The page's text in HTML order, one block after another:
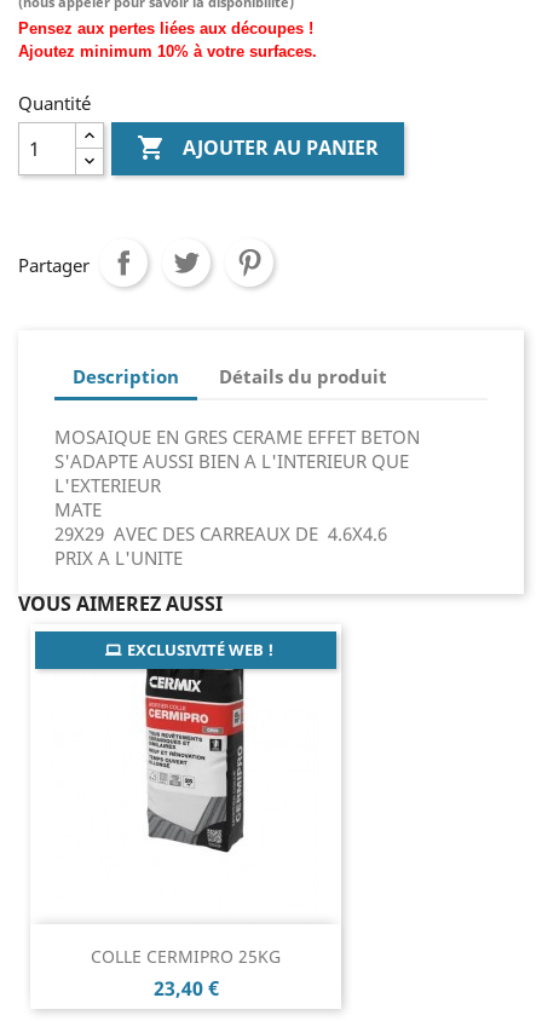
Pensez aux pertes liées aux découpes !
Ajoutez minimum 10% à votre surfaces.
Quantité
 AJOUTER AU PANIER
Partager
Description Détails du produit
MOSAIQUE EN GRES CERAME EFFET BETON
S'ADAPTE AUSSI BIEN A L'INTERIEUR QUE
L'EXTERIEUR
MATE
29X29 AVEC DES CARREAUX DE 4.6X4.6
PRIX A L'UNITE
VOUS AIMEREZ AUSSI
COLLE CERMIPRO 25KG
Prix
23,40 €
EXCLUSIVITÉ WEB !